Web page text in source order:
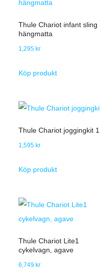
Thule Chariot infant sling
hängmatta
1,295 kr
Köp produkt
Thule Chariot joggingkit 1
1,595 kr
Köp produkt
Thule Chariot Lite1
cykelvagn, agave
6,749 kr